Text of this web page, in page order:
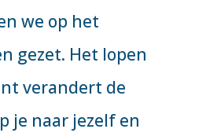
we op het
gezet. Het lopen
verandert de
je naar jezelf en